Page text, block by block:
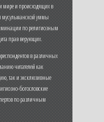
мире и происходящих в
мусульманской уммы
по религиозным
прав верующих.
в различных
читателей как
так и эксклюзивные
богословские
по различным